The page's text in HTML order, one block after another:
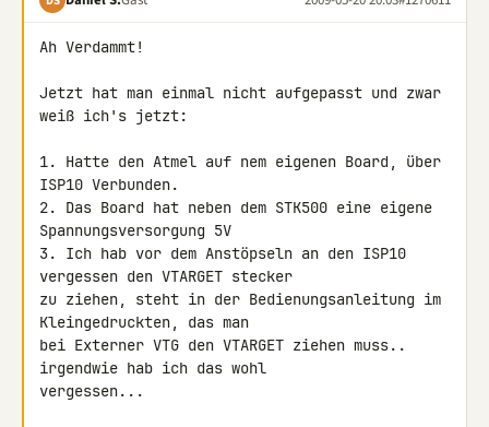
Ah Verdammt!
Jetzt hat man einmal nicht aufgepasst und zwar
weiß ich's jetzt:
1. Hatte den Atmel auf nem eigenen Board, über
ISP10 Verbunden.
2. Das Board hat neben dem STK500 eine eigene
Spannungsversorgung 5V
3. Ich hab vor dem Anstöpseln an den ISP10
vergessen den VTARGET stecker
zu ziehen, steht in der Bedienungsanleitung im
Kleingedruckten, das man
bei Externer VTG den VTARGET ziehen muss..
irgendwie hab ich das wohl
vergessen...